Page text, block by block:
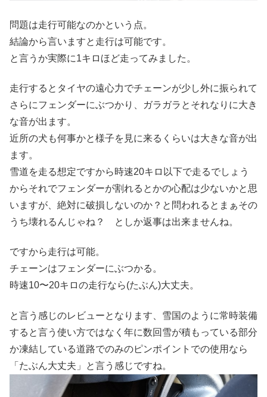
問題は走行可能なのかという点。
結論から言いますと走行は可能です。
と言うか実際に1キロほど走ってみました。
走行するとタイヤの遠心力でチェーンが少し外に振られて
さらにフェンダーにぶつかり、ガラガラとそれなりに大き
な音が出ます。
近所の犬も何事かと様子を見に来るくらいは大きな音が出
ます。
雪道を走る想定ですから時速20キロ以下で走るでしょう
からそれでフェンダーが割れるとかの心配は少ないかと思
いますが、絶対に破損しないのか？と問われるとまぁその
うち壊れるんじゃね？ としか返事は出来ませんね。
ですから走行は可能。
チェーンはフェンダーにぶつかる。
時速10〜20キロの走行なら(たぶん)大丈夫。
と言う感じのレビューとなります、雪国のように常時装備
すると言う使い方ではなく年に数回雪が積もっている部分
か凍結している道路でのみのピンポイントでの使用なら
「たぶん大丈夫」と言う感じですね。